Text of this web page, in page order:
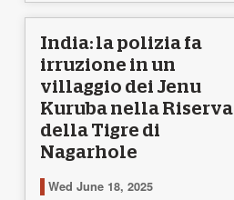
India: la polizia fa
irruzione in un
villaggio dei Jenu
Kuruba nella Riserva
della Tigre di
Nagarhole
Wed June 18, 2025